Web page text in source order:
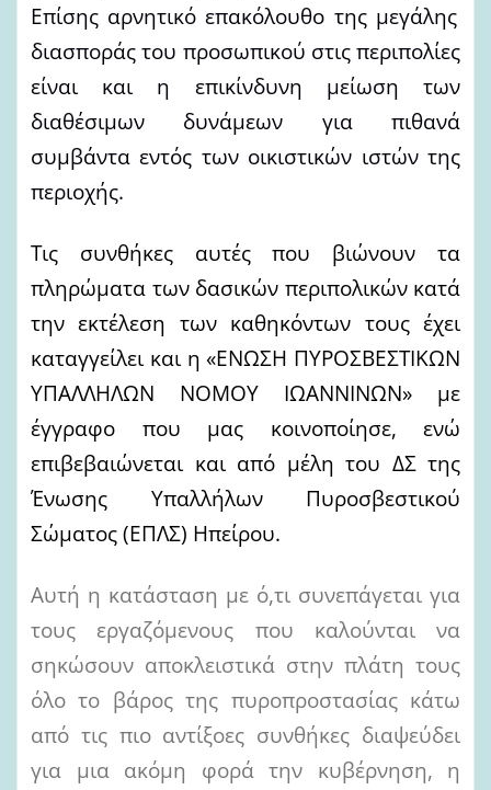
Επίσης αρνητικό επακόλουθο της μεγάλης
διασποράς του προσωπικού στις περιπολίες
είναι και η επικίνδυνη μείωση των
διαθέσιμων δυνάμεων για πιθανά
συμβάντα εντός των οικιστικών ιστών της
περιοχής.
Τις συνθήκες αυτές που βιώνουν τα
πληρώματα των δασικών περιπολικών κατά
τηνεκτέλεση των καθηκόντων τους έχει
καταγγείλει και η «ΕΝΩΣΗ ΠΥΡΟΣΒΕΣΤΙΚΩΝ
ΥΠΑΛΛΗΛΩΝ ΝΟΜΟΥ ΙΩΑΝΝΙΝΩΝ» με
έγγραφο που μας κοινοποίησε, ενώ
επιβεβαιώνεται και από μέλη του ΔΣ της
Ένωσης Υπαλλήλων Πυροσβεστικού
Σώματος (ΕΠΛΣ) Ηπείρου.
Αυτή η κατάσταση με ό,τι συνεπάγεται για
τους εργαζόμενους που καλούνται να
σηκώσουν αποκλειστικά στην πλάτη τους
όλο το βάρος της πυροπροστασίας κάτω
από τις πιο αντίξοες συνθήκες διαψεύδει
για μια ακόμη φορά την κυβέρνηση, η